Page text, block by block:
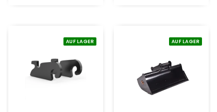
AUF LAGER AUF LAGER